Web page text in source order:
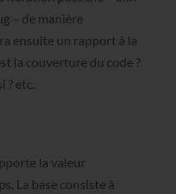
– de manière
ensuite un rapport à la
la couverture du code ?
etc.
la valeur
La base consiste à